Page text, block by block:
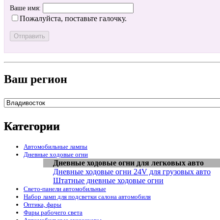
Ваше имя:
Пожалуйста, поставьте галочку.
Ваш регион
Категории
Автомобильные лампы
Дневные ходовые огни
Дневные ходовые огни для легковых авто
Дневные ходовые огни 24V для грузовых авто
Штатные дневные ходовые огни
Свето-панели автомобильные
Набор ламп для подсветки салона автомобиля
Оптика, фары
Фары рабочего света